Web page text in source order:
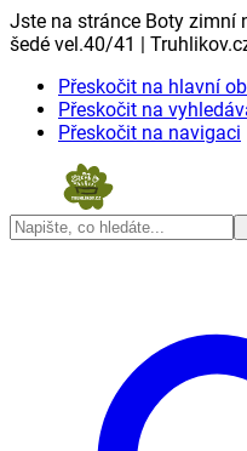
Jste na stránce Boty zimní
šedé vel.40/41 |
Přeskočit na hlavní
Přeskočit na
Přeskočit na navigaci